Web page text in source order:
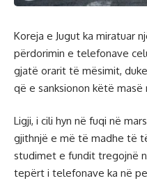
Koreja e Jugut ka miratuar
përdorimin e telefonave
gjatë orarit të mësimit,
që e sanksionon këtë masë
Ligji, i cili hyn në fuqi në
gjithnjë e më të madhe të
studimet e fundit tregojnë
tepërt i telefonave ka në